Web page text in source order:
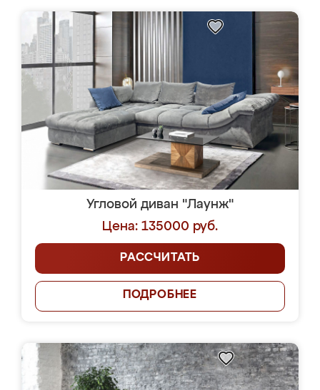
Угловой диван "Лаунж"
Цена: 135000 руб.
РАССЧИТАТЬ
ПОДРОБНЕЕ